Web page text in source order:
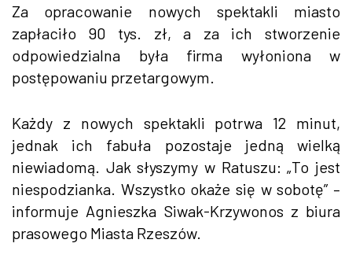
Za opracowanie nowych spektakli miasto
zapłaciło 90 tys. zł, a za ich stworzenie
odpowiedzialna była firma wyłoniona w
postępowaniu przetargowym.
Każdy z nowych spektakli potrwa 12 minut,
jednak ich fabuła pozostaje jedną wielką
niewiadomą. Jak słyszymy w Ratuszu: „To jest
niespodzianka. Wszystko okaże się w sobotę” –
informuje Agnieszka Siwak-Krzywonos z biura
prasowego Miasta Rzeszów.